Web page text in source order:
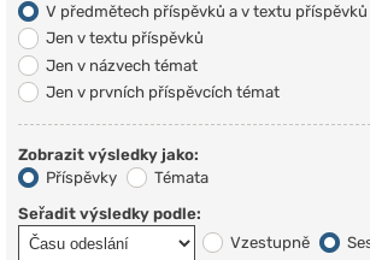
V předmětech příspěvků a v textu příspěvků
Jen v textu příspěvků
Jen v názvech témat
Jen v prvních příspěvcích témat
Zobrazit výsledky jako:
Příspěvky
Témata
Seřadit výsledky podle:
Vzestupně